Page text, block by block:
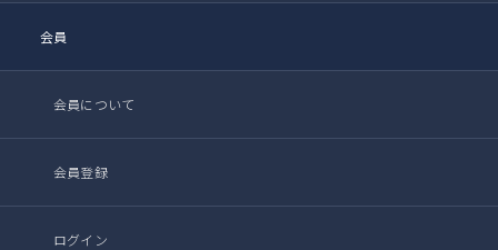
会員
会員について
会員登録
ログイン